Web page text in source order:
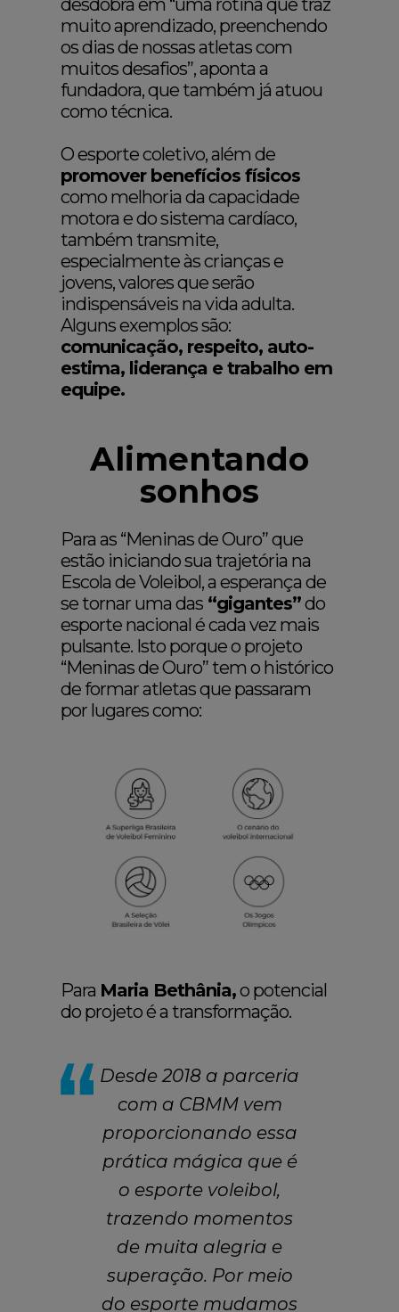
desdobra em “uma rotina que traz
muito aprendizado, preenchendo
os dias de nossas atletas com
muitos desafios”, aponta a
fundadora, que também já atuou
como técnica.
O esporte coletivo, além de
promover benefícios físicos
como melhoria da capacidade
motora e do sistema cardíaco,
também transmite,
especialmente às crianças e
jovens, valores que serão
indispensáveis na vida adulta.
Alguns exemplos são:
comunicação, respeito, auto-
estima, liderança e trabalho em
equipe.
Alimentando
sonhos
Para as “Meninas de Ouro” que
estão iniciando sua trajetória na
Escola de Voleibol, a esperança de
se tornar uma das “gigantes”do
esporte nacional é cada vez mais
pulsante. Isto porque o projeto
“Meninas de Ouro” tem o histórico
de formar atletas que passaram
por lugares como:
Para Maria Bethânia,o potencial
do projeto é a transformação.
Desde 2018 a parceria
com a CBMM vem
proporcionando essa
prática mágica que é
o esporte voleibol,
trazendo momentos
de muita alegria e
superação. Por meio
do esporte mudamos